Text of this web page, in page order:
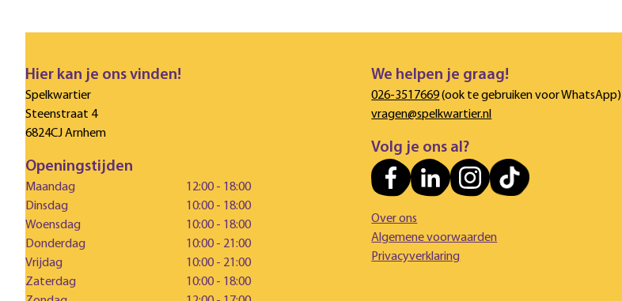
Hier kan je ons vinden!
Spelkwartier
Steenstraat 4
6824CJ Arnhem
Openingstijden
Maandag
12:00 - 18:00
Dinsdag
10:00 - 18:00
Woensdag
10:00 - 18:00
Donderdag
10:00 - 21:00
Vrijdag
10:00 - 21:00
Zaterdag
10:00 - 18:00
We helpen je graag!
026-3517669(ook te gebruiken voor WhatsApp)
vragen@spelkwartier.nl
Volg je ons al?
Over ons
Algemene voorwaarden
Privacyverklaring